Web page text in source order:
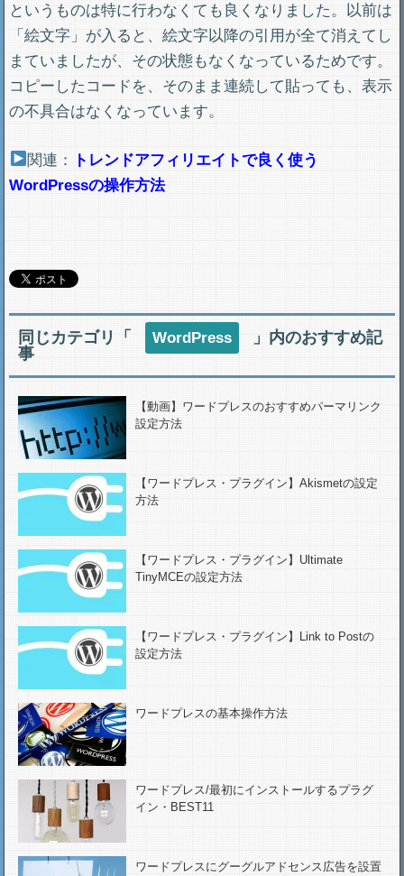
というものは特に行わなくても良くなりました。以前は
「絵文字」が入ると、絵文字以降の引用が全て消えてし
まていましたが、その状態もなくなっているためです。
コピーしたコードを、そのまま連続して貼っても、表示
の不具合はなくなっています。
関連：
トレンドアフィリエイトで良く使う
WordPressの操作方法
同じカテゴリ「 WordPress
」内のおすすめ記
事
【動画】ワードプレスのおすすめパーマリンク
設定方法
【ワードプレス・プラグイン】Akismetの設定
方法
【ワードプレス・プラグイン】Ultimate
TinyMCEの設定方法
【ワードプレス・プラグイン】Link to Postの
設定方法
ワードプレスの基本操作方法
ワードプレス/最初にインストールするプラグ
イン・BEST11
ワードプレスにグーグルアドセンス広告を設置